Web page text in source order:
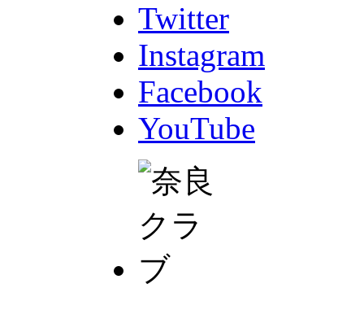
Twitter
Instagram
Facebook
YouTube